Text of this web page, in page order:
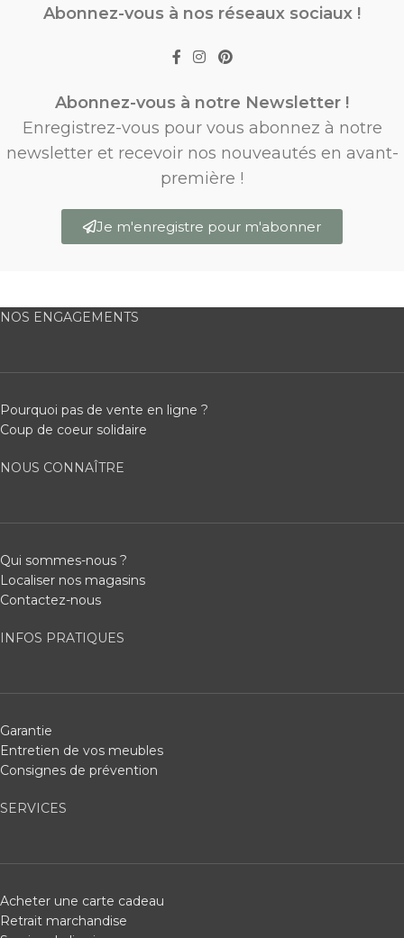
Abonnez-vous à nos réseaux sociaux !
Abonnez-vous à notre Newsletter !
Enregistrez-vous pour vous abonnez à notre
newsletter et recevoir nos nouveautés en avant-
première !
Je m'enregistre pour m'abonner
NOS ENGAGEMENTS
Pourquoi pas de vente en ligne ?
Coup de coeur solidaire
NOUS CONNAÎTRE
Qui sommes-nous ?
Localiser nos magasins
Contactez-nous
INFOS PRATIQUES
Garantie
Entretien de vos meubles
Consignes de prévention
SERVICES
Acheter une carte cadeau
Retrait marchandise